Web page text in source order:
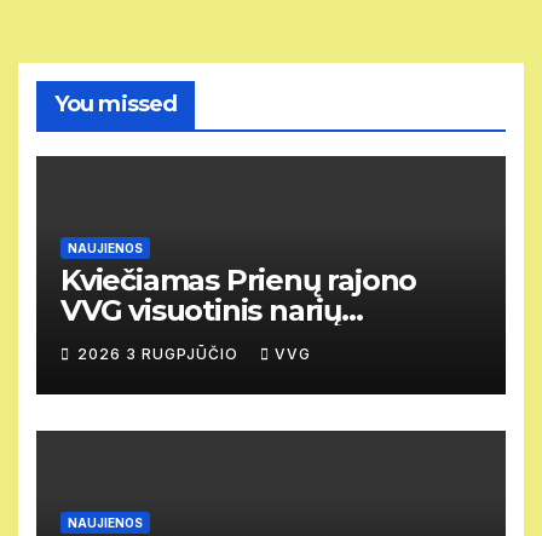
You missed
NAUJIENOS
Kviečiamas Prienų rajono
VVG visuotinis narių
susirinkimas
2026 3 RUGPJŪČIO VVG
NAUJIENOS